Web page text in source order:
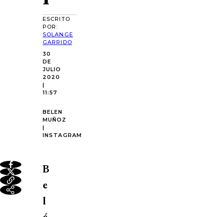
ESCRITO
POR:
SOLANGE
GARRIDO
30
DE
JULIO
2020
|
11:57
BELEN
MUÑOZ
|
INSTAGRAM
B
e
l